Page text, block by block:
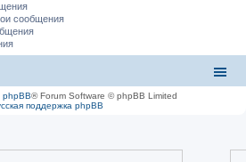
сообщения
phpBB® Forum Software © phpBB Limited
поддержка phpBB